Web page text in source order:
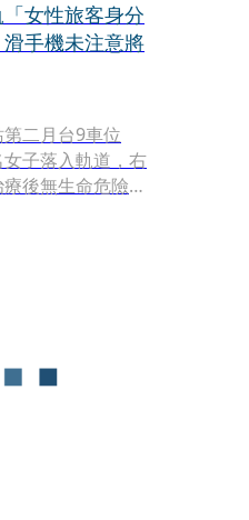
女性旅客身分
手機未注意將
二月台9車位
子落入軌道，右
後無生命危險。